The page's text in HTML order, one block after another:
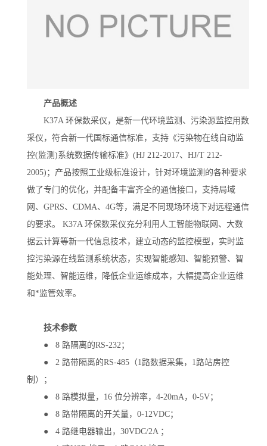
产品概述
K37A 环保数采仪，是新一代环境监测、污染源监控用数
采仪，符合新一代国标通信标准，支持《污染物在线自动监
控(监测)系统数据传输标准》(HJ 212-2017、HJ/T 212-
2005)；产品按照工业级标准设计，针对环境监测的各种要求
做了专门的优化，并配备丰富齐全的通信接口，支持局域
网、GPRS、CDMA、4G等，满足不同现场环境下对远程通信
的要求。 K37A 环保数采仪充分利用人工智能物联网、大数
据云计算等新一代信息技术，建立动态的监控模型，实时监
控污染源在线监测系统状态，实现智能感知、智能预警、智
能处理、智能运维，降低企业运维成本，大幅提高企业运维
和*监管效率。
技术参数
● 8 路隔离的RS-232；
● 2 路带隔离的RS-485（1路数据采集，1路站房控
制）；
● 8 路模拟量，16 位分辨率，4-20mA，0-5V；
● 8 路带隔离的开关量，0-12VDC；
● 4 路继电器输出，30VDC/2A ；